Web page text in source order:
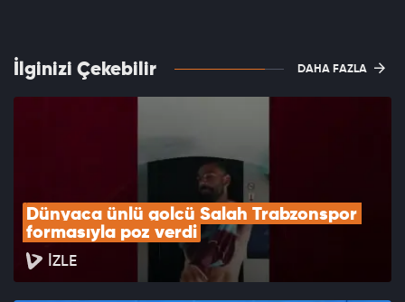
İlginizi Çekebilir DAHA FAZLA
Dünyaca ünlü golcü Salah Trabzonspor
formasıyla poz verdi
İZLE